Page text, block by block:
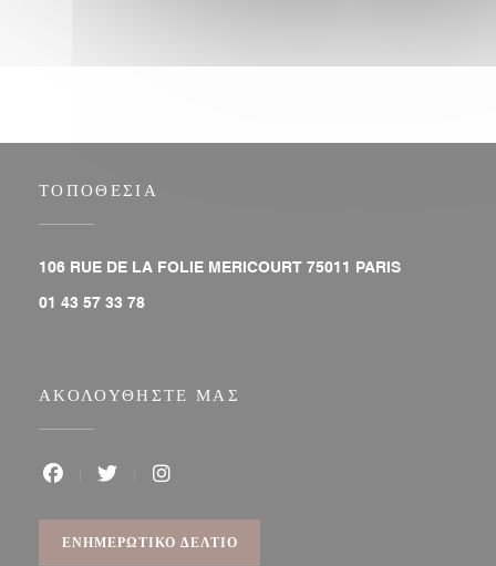
ΤΟΠΟΘΕΣΊΑ
106 RUE DE LA FOLIE MERICOURT 75011 PARIS((ανοίγει σε
01 43 57 33 78
ΑΚΟΛΟΥΘΉΣΤΕ ΜΑΣ
ΕΝΗΜΕΡΩΤΙΚΌ ΔΕΛΤΊΟ